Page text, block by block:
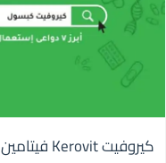
كيروفيت Kerovit فيتامين | أبرز 7 دواعى إستعمال له